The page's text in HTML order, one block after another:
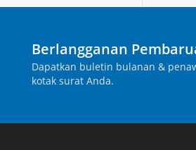
Berlangganan
Dapatkan buletin bulanan &
kotak surat Anda.